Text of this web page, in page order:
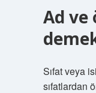
Ad ve
Sıfat veya
sıfatlardan